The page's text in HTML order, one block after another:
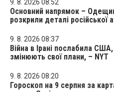
9. 8. 2026 08:52
Основний напрямок –
розкрили деталі російської
9. 8. 2026 08:37
Війна в Ірані послабила
змінюють свої плани, – NYT
9. 8. 2026 08:20
Гороскоп на 9 серпня за